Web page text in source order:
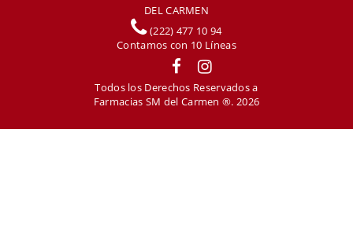
DEL CARMEN
(222) 477 10 94
Contamos con 10 Líneas
Todos los Derechos Reservados a
Farmacias SM del Carmen ®. 2026